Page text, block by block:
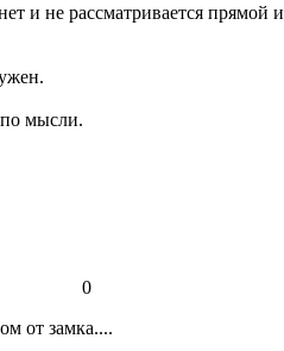
и не рассматривается
мысли.
0
от замка....